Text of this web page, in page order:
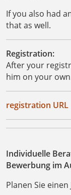
If you also had
that as well.
Registration:
After your
him on your
registration URL
Individuelle
Bewerbung im
Planen Sie